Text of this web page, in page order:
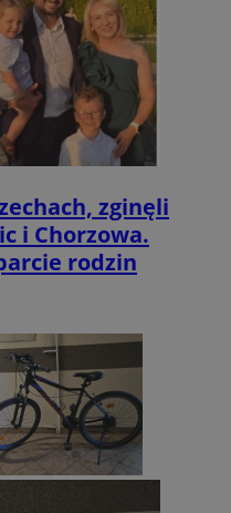
zginęli
i Chorzowa.
rodzin